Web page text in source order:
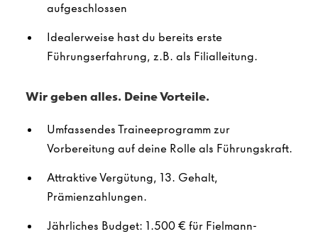
aufgeschlossen
Idealerweise hast du bereits erste
Führungserfahrung, z.B. als Filialleitung.
Wir geben alles. Deine Vorteile.
Umfassendes Traineeprogramm zur
Vorbereitung auf deine Rolle als Führungskraft.
Attraktive Vergütung, 13. Gehalt,
Prämienzahlungen.
Jährliches Budget: 1.500 € für Fielmann-